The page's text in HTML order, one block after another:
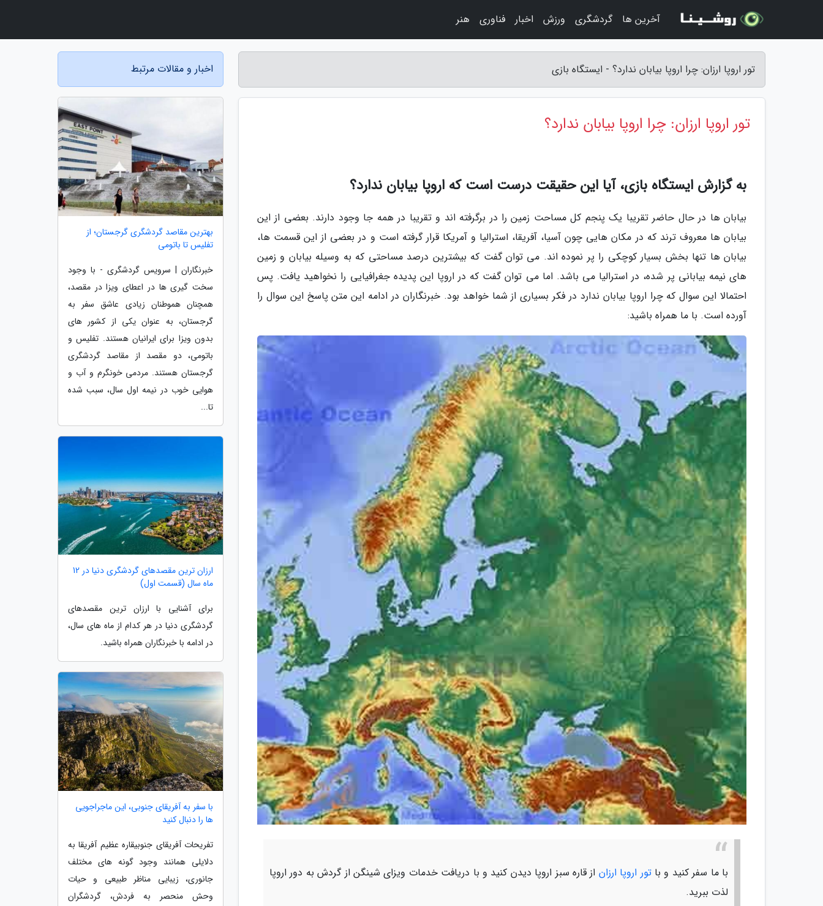
تور اروپا ارزان: چرا اروپا بیابان ندارد؟ - ایستگاه بازی
تور اروپا ارزان: چرا اروپا بیابان ندارد؟
به گزارش ایستگاه بازی، آیا این حقیقت درست است که اروپا بیابان ندارد؟
بیابان ها در حال حاضر تقریبا یک پنجم کل مساحت زمین را در برگرفته اند و تقریبا در همه جا وجود دارند. بعضی از این
بیابان ها معروف ترند که در مکان هایی چون آسیا، آفریقا، استرالیا و آمریکا قرار گرفته است و در بعضی از این قسمت ها،
بیابان ها تنها بخش بسیار کوچکی را پر نموده اند. می توان گفت که بیشترین درصد مساحتی که به وسیله بیابان و زمین
های نیمه بیابانی پر شده، در استرالیا می باشد. اما می توان گفت که در اروپا این پدیده جغرافیایی را نخواهید یافت. پس
احتمالا این سوال که چرا اروپا بیابان ندارد در فکر بسیاری از شما خواهد بود. خبرنگاران در ادامه این متن پاسخ این سوال را
آورده است. با ما همراه باشید:
با ما سفر کنید و باتور اروپا ارزان از قاره سبز اروپا دیدن کنید و با دریافت خدمات ویزای شینگن از گردش به دور اروپا
لذت ببرید.
اخبار و مقالات مرتبط
بهترین مقاصد گردشگری گرجستان؛ از
تفلیس تا باتومی
خبرنگاران | سرویس گردشگری - با وجود
سخت گیری ها در اعطای ویزا در مقصد،
همچنان هموطنان زیادی عاشق سفر به
گرجستان، به عنوان یکی از کشور های
بدون ویزا برای ایرانیان هستند. تفلیس و
باتومی، دو مقصد از مقاصد گردشگری
گرجستان هستند. مردمی خونگرم و آب و
هوایی خوب در نیمه اول سال، سبب شده
تا...
ارزان ترین مقصدهای گردشگری دنیا در 12
ماه سال (قسمت اول)
برای آشنایی با ارزان ترین مقصدهای
گردشگری دنیا در هر کدام از ماه های سال،
در ادامه با خبرنگاران همراه باشید.
با سفر به آفریقای جنوبی، این ماجراجویی
ها را دنبال کنید
تفریحات آفریقای جنوبیقاره عظیم آفریقا به
دلایلی همانند وجود گونه های مختلف
جانوری، زیبایی مناظر طبیعی و حیات
وحش منحصر به فردش، گردشگران
آخرین ها گردشگری ورزش اخبار فناوری هنر